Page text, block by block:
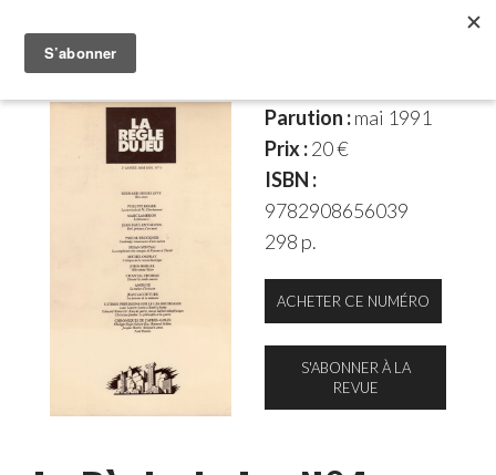
Parution :mai 1991
Prix :20 €
ISBN :
9782908656039
298 p.
ACHETER CE NUMÉRO
S'ABONNER À LA
REVUE